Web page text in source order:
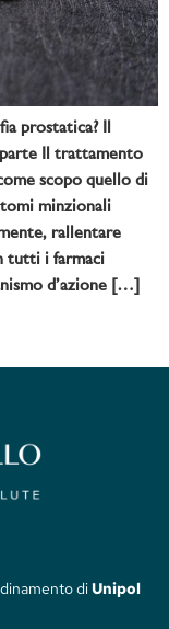
prostatica? Il
Il trattamento
scopo quello di
minzionali
rallentare
tutti i farmaci
d’azione […]
diUnipol